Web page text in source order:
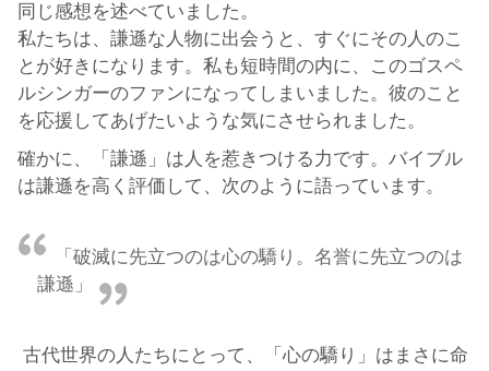
同じ感想を述べていました。
私たちは、謙遜な人物に出会うと、すぐにその人のこ
とが好きになります。私も短時間の内に、このゴスペ
ルシンガーのファンになってしまいました。彼のこと
を応援してあげたいような気にさせられました。
確かに、「謙遜」は人を惹きつける力です。バイブル
は謙遜を高く評価して、次のように語っています。
「破滅に先立つのは心の驕り。名誉に先立つのは
謙遜」
古代世界の人たちにとって、「心の驕り」はまさに命